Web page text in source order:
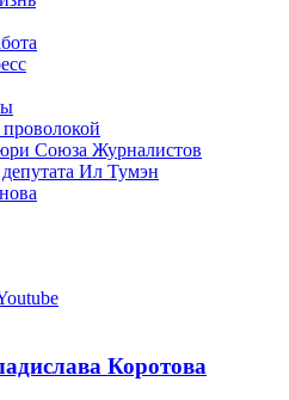
Союза Журналистов
Ил Тумэн
Коротова